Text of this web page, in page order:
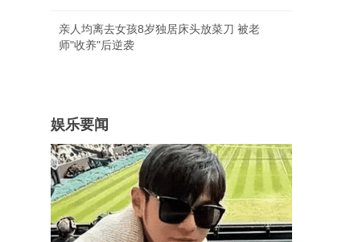
亲人均离去女孩8岁独居床头放菜刀 被老
师"收养"后逆袭
娱乐要闻